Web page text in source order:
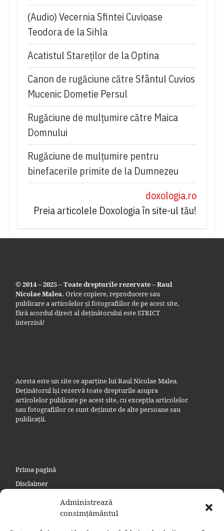
Administrează
consimțământul
(Audio) Vecernia Sfintei Cuvioase
Teodora de la Sihla
Acatistul Stareţilor de la Optina
Canon de rugăciune către Sfântul Cuvios
Mucenic Dometie Persul
Rugăciune de mulţumire către Maica
Domnului
Rugăciune de mulțumire pentru
binefacerile primite de la Dumnezeu
doxologia.ro
Preia articolele Doxologia în site-ul tău!
© 2014 – 2025 – Toate drepturile rezervate – Raul
Nicolae Malea. Orice copiere, reproducere sau
publicare a articolelor și fotografiilor de pe acest site,
fără acordul direct al deținătorului este STRICT
interzisă!
Acesta este un site ce aparține lui Raul Nicolae Malea.
Deținătorul își rezervă toate drepturile asupra
articolelor publicate pe acest site, cu excepția articolelor
sau fotografiilor ce sunt deținute de alte persoane sau
publicații.
Prima pagină
Disclaimer
Politica de confidențialitate
Politica privind cookie